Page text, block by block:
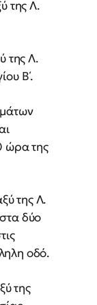
της Λ.
της Λ.
Β΄.
ώρα της
της Λ.
δύο
οδό.
της